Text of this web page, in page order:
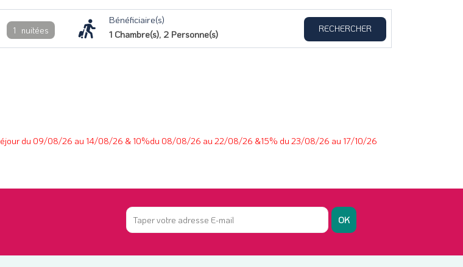
1 nuitées
Bénéficiaire(s)
1Chambre(s), 2 Personne(s) RECHERCHER
du 09/08/26 au 14/08/26 & 10%du 08/08/26 au 22/08/26 &15% du 23/08/26 au 17/10/26
OK